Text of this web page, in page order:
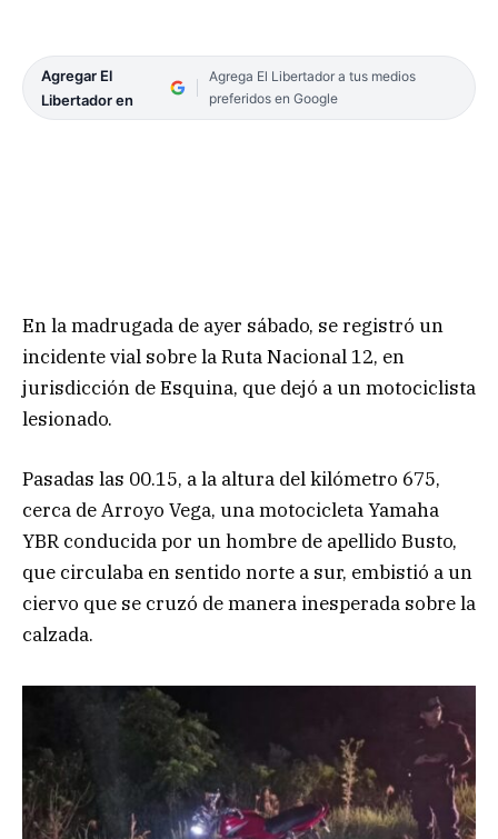
Agregar El
Libertador en
Agrega El Libertador a tus medios
preferidos en Google
En la madrugada de ayer sábado, se registró un
incidente vial sobre la Ruta Nacional 12, en
jurisdicción de Esquina, que dejó a un motociclista
lesionado.
Pasadas las 00.15, a la altura del kilómetro 675,
cerca de Arroyo Vega, una motocicleta Yamaha
YBR conducida por un hombre de apellido Busto,
que circulaba en sentido norte a sur, embistió a un
ciervo que se cruzó de manera inesperada sobre la
calzada.